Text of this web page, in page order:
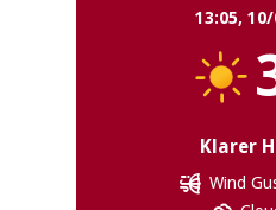
13:05, 10/
Klarer
Wind